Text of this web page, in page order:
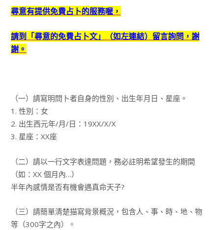
尋意有提供免費占卜的服務喔，
請到「尋意的免費占卜文」（如左連結）留言詢問，謝
謝。
（一）請寫明問卜者自身的性別、出生年月日、星座。
1. 性別：女
2. 出生西元年/月/日：19XX/X/X
3. 星座：XX座
（二）請以一行文字表達問題，務必註明希望發生的期間
（如：XX 個月內…）
半年內感情是否有機會遇真命天子?
（三）請簡單清楚描寫背景概況，包含人、事、時、地、物
等（300字之內）。